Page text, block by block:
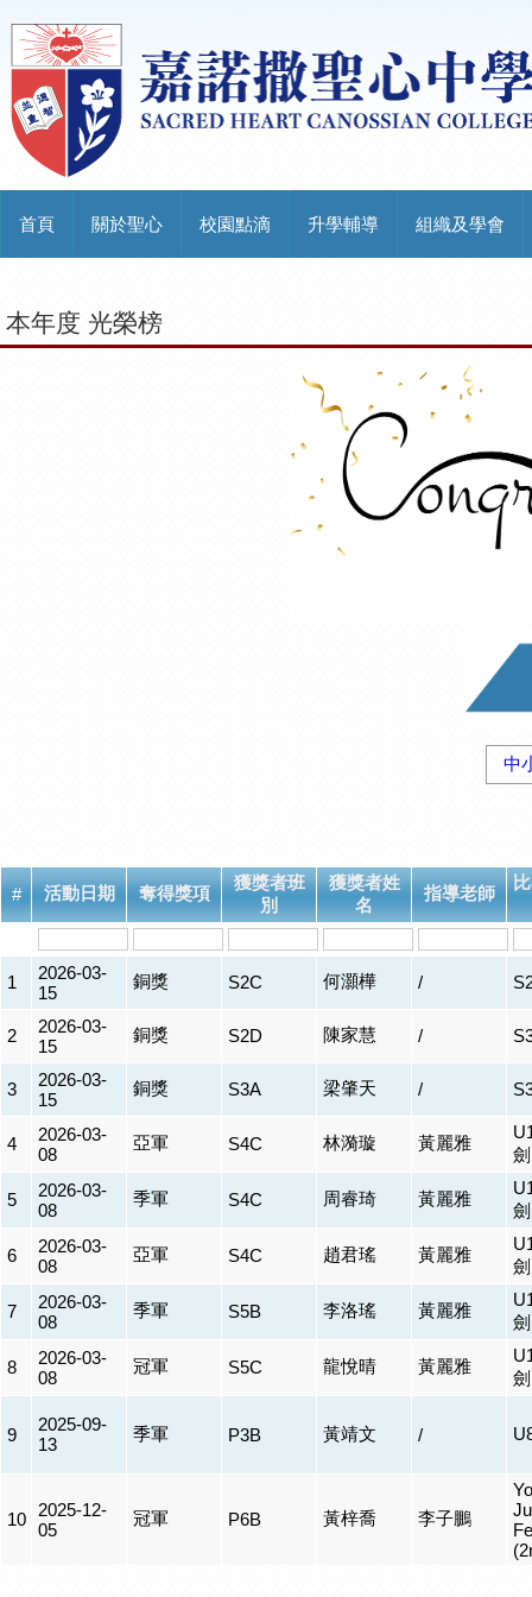
首頁 關於聖心 校園點滴 升學輔導 組織及學會
本年度 光榮榜
中
# 活動日期 奪得獎項
獲獎者班
別
獲獎者姓
名
指導老師
1
2026-03-
15
銅獎 S2C 何灝樺 /
2
2026-03-
15
銅獎 S2D 陳家慧 /
3
2026-03-
15
銅獎 S3A 梁肇天 /
4
2026-03-
08
亞軍 S4C 林漪璇 黃麗雅
劍
5
2026-03-
08
季軍 S4C 周睿琦 黃麗雅
劍
6
2026-03-
08
亞軍 S4C 趙君瑤 黃麗雅
劍
7
2026-03-
08
季軍 S5B 李洛瑤 黃麗雅
劍
8
2026-03-
08
冠軍 S5C 龍悅晴 黃麗雅
劍
9
2025-09-
13
季軍 P3B 黃靖文 /
10
2025-12-
05
冠軍 P6B 黃梓喬 李子鵬